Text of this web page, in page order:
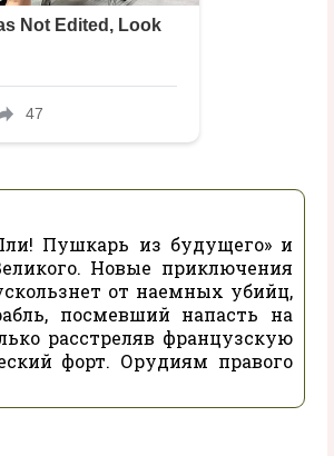
Пушкарь из будущего» и
Новые приключения
от наемных убийц,
посмевший напасть на
расстреляв французскую
форт. Орудиям правого